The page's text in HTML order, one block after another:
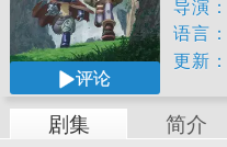
评论
泽诗织
导演：
语言：
文字幕
更新：
剧集 简介